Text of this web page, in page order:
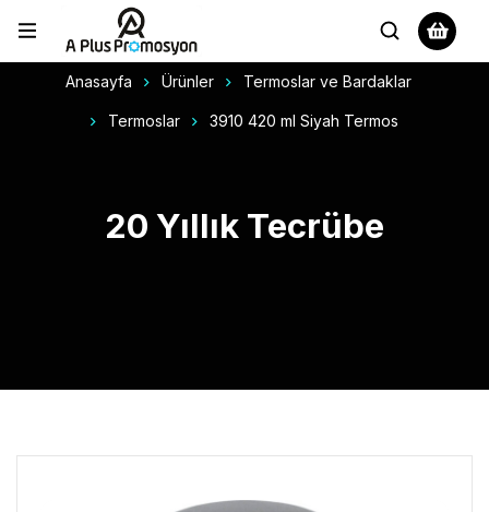
Anasayfa Ürünler Termoslar ve Bardaklar
Termoslar 3910 420 ml Siyah Termos
20 Yıllık Tecrübe